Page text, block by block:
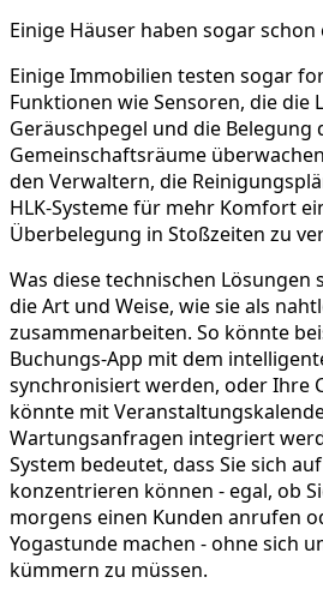
Einige Häuser haben sogar schon
Einige Immobilien testen sogar
Funktionen wie Sensoren, die die
Geräuschpegel und die Belegung
Gemeinschaftsräume
den Verwaltern, die
HLK-Systeme für mehr Komfort
Überbelegung in Stoßzeiten zu
Was diese technischen Lösungen
die Art und Weise, wie sie als
zusammenarbeiten. So könnte
Buchungs-App mit dem
synchronisiert werden, oder Ihre
könnte mit
Wartungsanfragen integriert
System bedeutet, dass Sie sich
konzentrieren können - egal, ob
morgens einen Kunden anrufen
Yogastunde machen - ohne sich
kümmern zu müssen.